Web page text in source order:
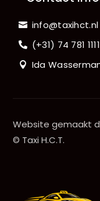
info@taxihct.nl
(+31) 74 781 1111
Ida
Website gemaakt
© Taxi H.C.T.